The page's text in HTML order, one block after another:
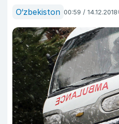
O‘zbekiston 00:59 / 14.12.2018